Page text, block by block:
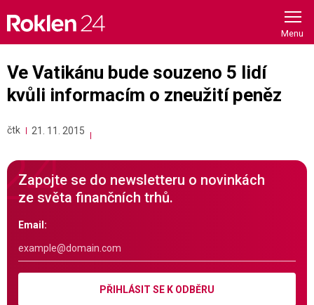
content
Ve Vatikánu bude souzeno 5 lidí
kvůli informacím o zneužití peněz
čtk 21. 11. 2015
Zapojte se do newsletteru o novinkách
ze světa finančních trhů.
Email:
PŘIHLÁSIT SE K ODBĚRU